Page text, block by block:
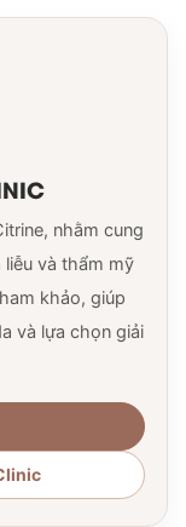
nhằm cung
và thẩm mỹ
khảo, giúp
và lựa chọn giải